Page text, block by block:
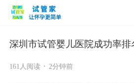
深圳市试管婴儿医院成功率排
161人阅读 · 2分钟前